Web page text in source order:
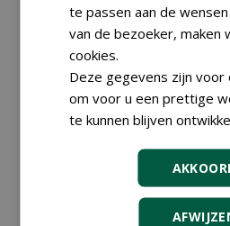
Golfbaan
meer Groene
te passen aan de
van de bezoeker, maken
cookies.
Deze gegevens zijn voor
om voor u een prettige
te kunnen blijven